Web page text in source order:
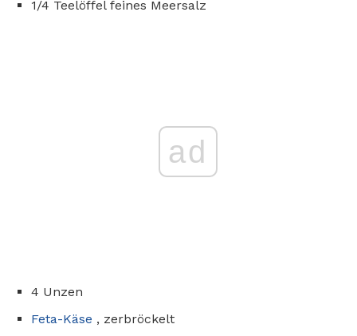
1/4 Teelöffel feines Meersalz
ad
4 Unzen
Feta-Käse , zerbröckelt